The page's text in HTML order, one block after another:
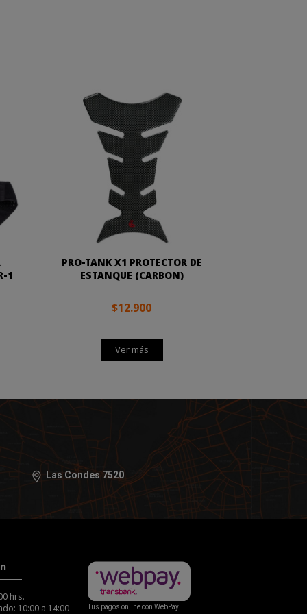
1
PRO-TANK X1 PROTECTOR DE
ESTANQUE (CARBON)
$12.900
Ver más
Las Condes 7520
hrs.
10:00 a 14:00
Tus pagos online con WebPay